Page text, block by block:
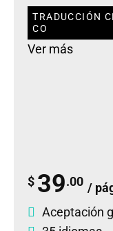
TRADUCCIÓN
CO
Ver más
$ 39.00 /
Aceptación